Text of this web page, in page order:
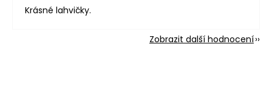
Krásné lahvičky.
Zobrazit další hodnocení